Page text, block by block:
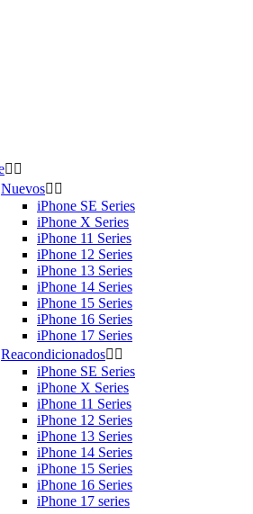
 
Nuevos 
iPhone SE Series
iPhone X Series
iPhone 11 Series
iPhone 12 Series
iPhone 13 Series
iPhone 14 Series
iPhone 15 Series
iPhone 16 Series
iPhone 17 Series
Reacondicionados 
iPhone SE Series
iPhone X Series
iPhone 11 Series
iPhone 12 Series
iPhone 13 Series
iPhone 14 Series
iPhone 15 Series
iPhone 16 Series
iPhone 17 series